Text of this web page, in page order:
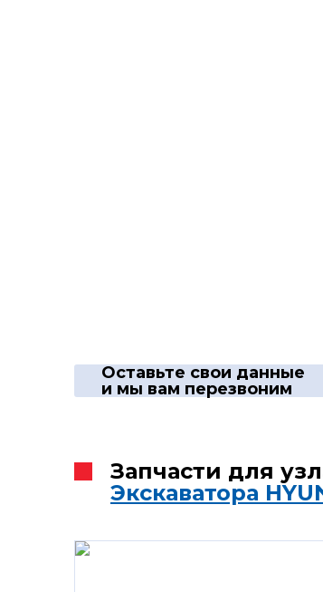
Оставьте свои данные
и мы вам перезвоним
Запчасти для
Экскаватора